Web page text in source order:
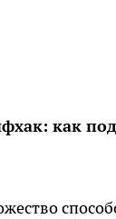
как